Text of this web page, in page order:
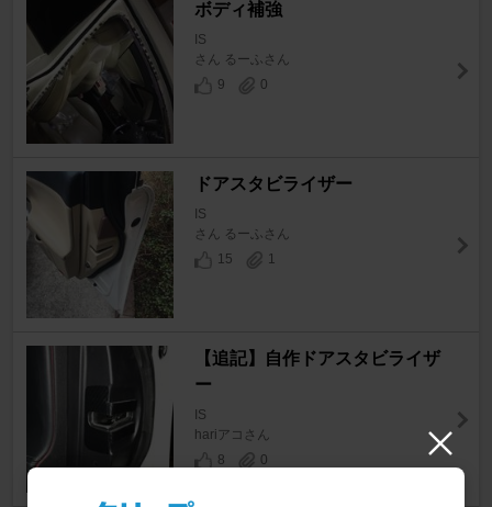
ボディ補強
IS
さん るーふさん
9
0
ドアスタビライザー
IS
さん るーふさん
15
1
【追記】自作ドアスタビライザ
ー
IS
hariアコさん
8
0